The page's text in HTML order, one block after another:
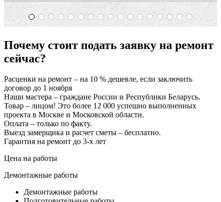
Почему стоит подать заявку на ремонт
сейчас?
Расценки на ремонт – на 10 % дешевле, если заключить
договор до 1 ноября
Наши мастера – граждане России и Республики Беларусь.
Товар – лицом! Это более 12 000 успешно выполненных
проекта в Москве и Московской области.
Оплата – только по факту.
Выезд замерщика и расчет сметы – бесплатно.
Гарантия на ремонт до 3-х лет
Цена на работы
Демонтажные работы
Демонтажные работы